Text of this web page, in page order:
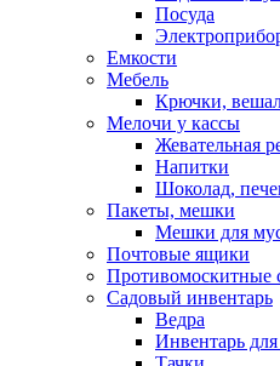
Посуда
Емкости
Мебель
Крючки,
Мелочи у кассы
Жевательная
Напитки
Шоколад,
Пакеты, мешки
Мешки для
Почтовые ящики
Противомоскитные
Садовый инвентарь
Ведра
Инвентарь